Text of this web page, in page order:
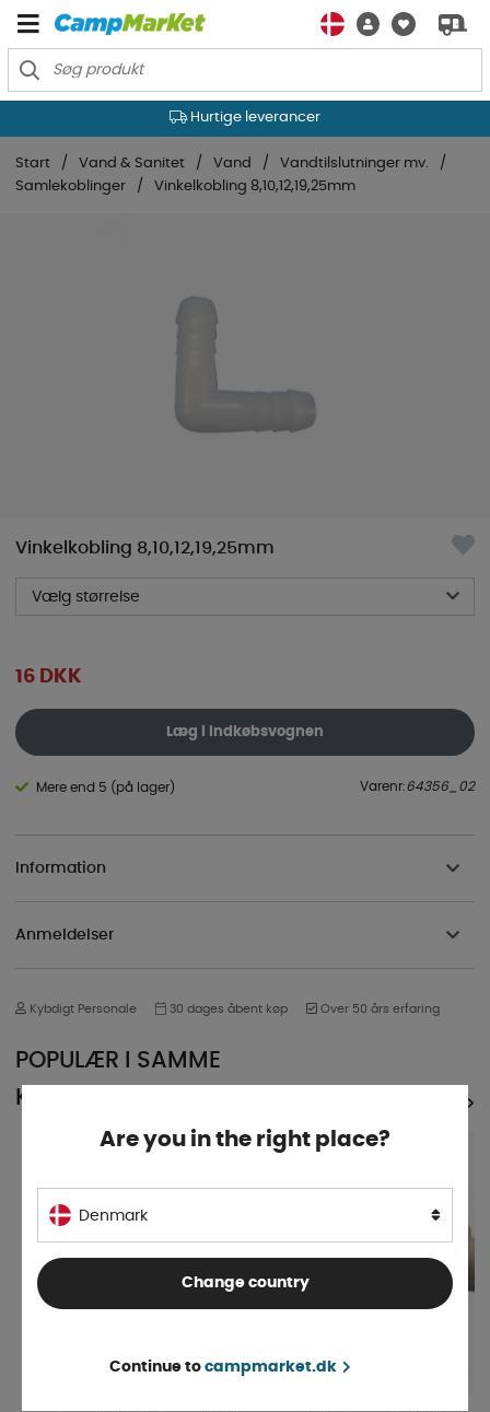
Hurtige leverancer
Start Vand & Sanitet Vand
Vandtilslutninger mv.
Samlekoblinger
Vinkelkobling 8,10,12,19,25mm
Vinkelkobling 8,10,12,19,25mm
Vælg størrelse
16 DKK
Læg i indkøbsvognen
Mere end 5 (på lager) Varenr:64356_02
Information
Anmeldelser
Kybdigt Personale 30 dages åbent køp Over 50 års erfaring
POPULÆR I SAMME
KATEGORI
Are you in the right place?
Denmark
Change country
Continue to campmarket.dk